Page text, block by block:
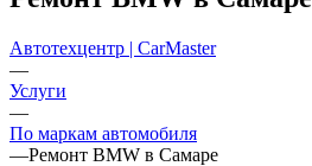
Автотехцентр | CarMaster
—
Услуги
—
По маркам автомобиля
—Ремонт BMW в Самаре